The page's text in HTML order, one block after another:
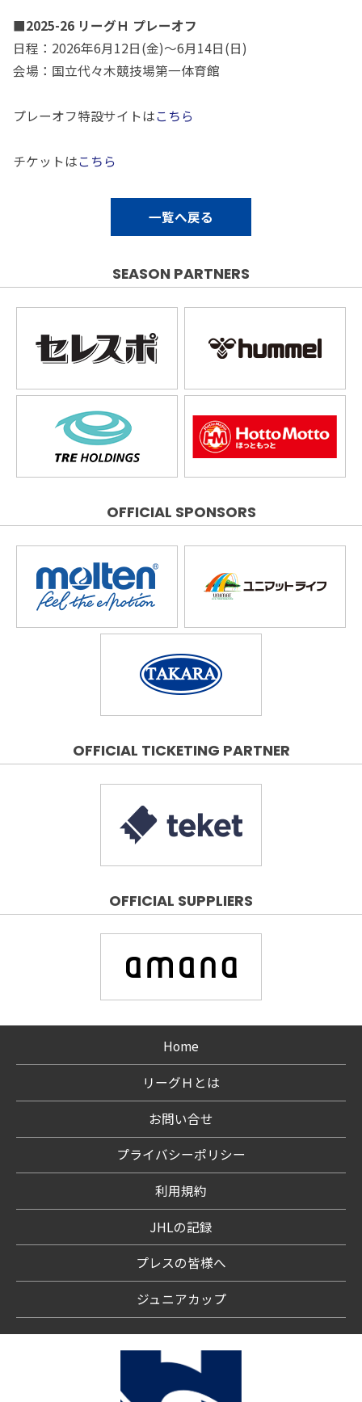
■2025-26 リーグＨ プレーオフ
日程：2026年6月12日(金)～6月14日(日)
会場：国立代々木競技場第一体育館
プレーオフ特設サイトはこちら
チケットはこちら
一覧へ戻る
SEASON PARTNERS
OFFICIAL SPONSORS
OFFICIAL TICKETING PARTNER
OFFICIAL SUPPLIERS
Home
リーグＨとは
お問い合せ
プライバシーポリシー
利用規約
JHLの記録
プレスの皆様へ
ジュニアカップ